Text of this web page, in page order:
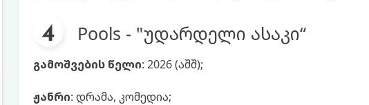
Pools - "უდარდელი ასაკი“
გამოშვების წელი: 2026 (აშშ);
ჟანრი: დრამა, კომედია;